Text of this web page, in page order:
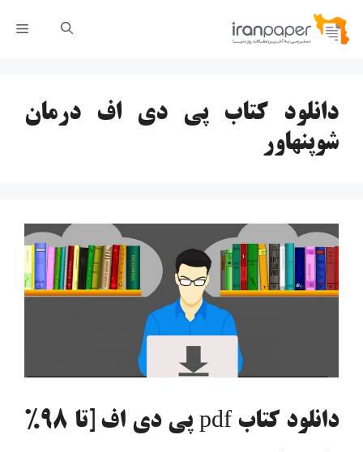
پرش
دانلود کتاب پی دی اف درمان
شوپنهاور
دانلود کتاب pdf پی دی اف [تا 98%